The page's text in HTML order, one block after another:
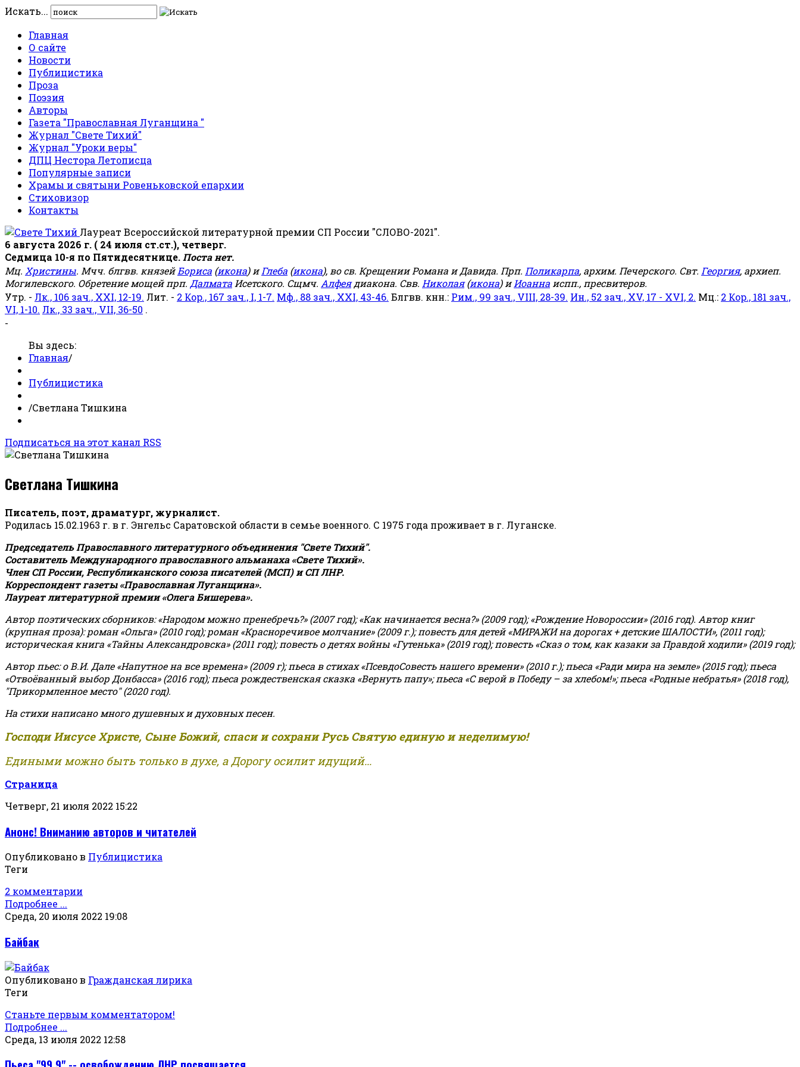
Искать...
Главная
О сайте
Новости
Публицистика
Проза
Поэзия
Авторы
Газета "Православная Луганщина "
Журнал "Свете Тихий"
Журнал "Уроки веры"
ДПЦ Нестора Летописца
Популярные записи
Храмы и святыни Ровеньковской епархии
Стиховизор
Контакты
Лауреат Всероссийской литературной премии СП России "СЛОВО-2021".
6 августа 2026 г. ( 24 июля ст.ст.), четверг.
Седмица 10-я по Пятидесятнице. Поста нет.
Мц. Христины. Мчч. блгвв. князейБориса (икона) иГлеба (икона), во св. Крещении Романа и Давида. Прп. Поликарпа, архим. Печерского. Свт. Георгия, архиеп.
Могилевского. Обретение мощей прп. Далмата Исетского. Сщмч. Алфеядиакона. Свв. Николая(икона) иИоанна испп., пресвитеров.
Утр. - Лк., 106 зач., XXI, 12-19. Лит. - 2 Кор., 167 зач., I, 1-7. Мф., 88 зач., XXI, 43-46. Блгвв. кнн.: Рим., 99 зач., VIII, 28-39. Ин., 52 зач., XV, 17 - XVI, 2. Мц.: 2 Кор., 181 зач.,
VI, 1-10. Лк., 33 зач., VII, 36-50 .
-
Вы здесь:
Главная/
Публицистика
/Светлана Тишкина
Подписаться на этот канал RSS
Светлана Тишкина
Писатель, поэт, драматург, журналист.
Родилась 15.02.1963 г. в г. Энгельс Саратовской области в семье военного. С 1975 года проживает в г. Луганске.
Председатель Православного литературного объединения "Свете Тихий".
Составитель Международного православного альманаха «Свете Тихий».
Член СП России, Республиканского союза писателей (МСП) и СП ЛНР.
Корреспондент газеты «Православная Луганщина».
Лауреат литературной премии «Олега Бишерева».
Автор поэтических сборников: «Народом можно пренебречь?» (2007 год); «Как начинается весна?» (2009 год); «Рождение Новороссии» (2016 год). Автор книг
(крупная проза): роман «Ольга» (2010 год); роман «Красноречивое молчание» (2009 г.); повесть для детей «МИРАЖИ на дорогах + детские ШАЛОСТИ», (2011 год);
историческая книга «Тайны Александровска» (2011 год); повесть о детях войны «Гутенька» (2019 год); повесть «Сказ о том, как казаки за Правдой ходили» (2019 год);
Автор пьес: о В.И. Дале «Напутное на все времена» (2009 г); пьеса в стихах «ПсевдоСовесть нашего времени» (2010 г.); пьеса «Ради мира на земле» (2015 год); пьеса
«Отвоёванный выбор Донбасса» (2016 год); пьеса рождественская сказка «Вернуть папу»; пьеса «С верой в Победу – за хлебом!»;пьеса «Родные небратья» (2018 год),
"Прикормленное место" (2020 год).
На стихи написано много душевных и духовных песен.
Господи Иисусе Христе, Сыне Божий, спаси и сохрани Русь Святую единую и неделимую!
Едиными можно быть только в духе, а Дорогу осилит идущий...
Страница
Четверг, 21 июля 2022 15:22
Анонс! Вниманию авторов и читателей
Опубликовано в Публицистика
Теги
2 комментарии
Подробнее ...
Среда, 20 июля 2022 19:08
Байбак
Опубликовано в Гражданская лирика
Теги
Станьте первым комментатором!
Подробнее ...
Среда, 13 июля 2022 12:58